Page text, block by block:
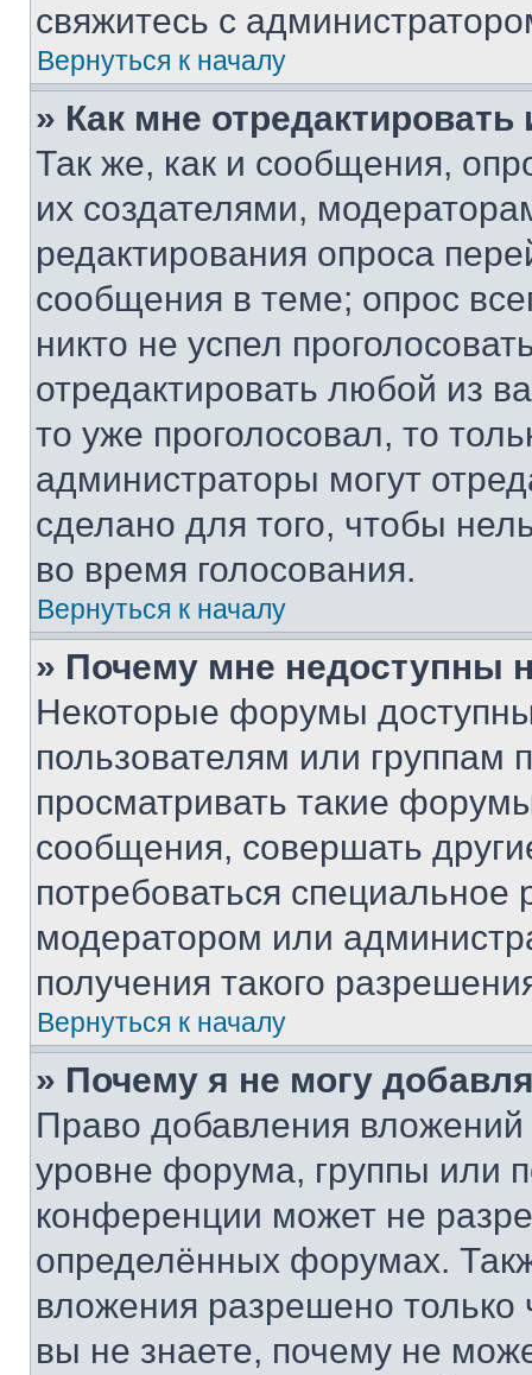
свяжитесь с
Вернуться к началу
» Как мне
Так же, как и сообщения,
их создателями,
редактирования опроса
сообщения в теме; опрос
никто не успел
отредактировать любой из
то уже проголосовал, то
администраторы могут
сделано для того, чтобы
во время голосования.
Вернуться к началу
» Почему мне недоступны
Некоторые форумы
пользователям или группам
просматривать такие
сообщения, совершать
потребоваться
модератором или
получения такого
Вернуться к началу
» Почему я не могу
Право добавления
уровне форума, группы или
конференции может не
определённых форумах.
вложения разрешено
вы не знаете, почему не